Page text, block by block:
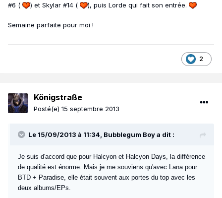
#6 (
) et Skylar #14 ( ), puis Lorde qui fait son entrée.
Semaine parfaite pour moi !
2
Königstraße
Posté(e) 15 septembre 2013
Le 15/09/2013 à 11:34, Bubblegum Boy a dit :
Je suis d'accord que pour Halcyon et Halcyon Days, la différence
de qualité est énorme. Mais je me souviens qu'avec Lana pour
BTD + Paradise, elle était souvent aux portes du top avec les
deux albums/EPs.